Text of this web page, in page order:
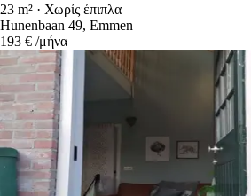
23 m² · Χωρίς έπιπλα
Hunenbaan 49, Emmen
193 € /μήνα